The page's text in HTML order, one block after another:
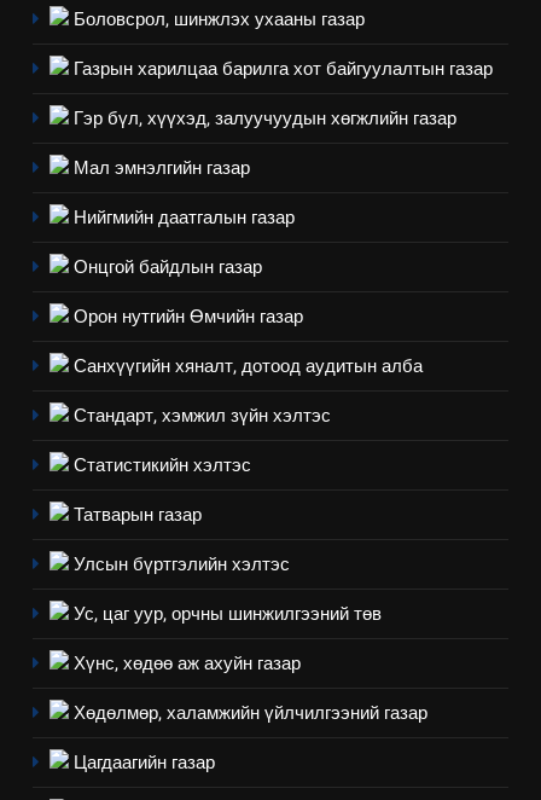
Боловсрол, шинжлэх ухааны газар
Газрын харилцаа барилга хот байгуулалтын газар
Гэр бүл, хүүхэд, залуучуудын хөгжлийн газар
Мал эмнэлгийн газар
Нийгмийн даатгалын газар
Онцгой байдлын газар
Орон нутгийн Өмчийн газар
Санхүүгийн хяналт, дотоод аудитын алба
Стандарт, хэмжил зүйн хэлтэс
Статистикийн хэлтэс
Татварын газар
Улсын бүртгэлийн хэлтэс
Ус, цаг уур, орчны шинжилгээний төв
Хүнс, хөдөө аж ахуйн газар
Хөдөлмөр, халамжийн үйлчилгээний газар
Цагдаагийн газар